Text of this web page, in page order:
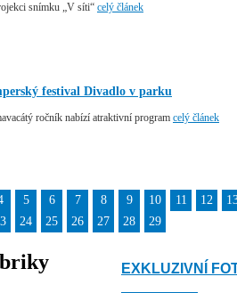
snímku „V síti“ celý článek
festival Divadlo v parku
ročník nabízí atraktivní program celý článek
5 6 7 8 9 10 11 12
24 25 26 27 28 29
EXKLUZIVNÍ